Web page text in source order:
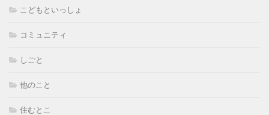
こどもといっしょ
コミュニティ
しごと
他のこと
住むとこ